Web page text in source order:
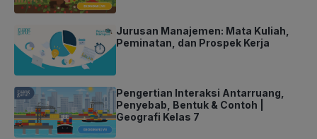
Jurusan Manajemen: Mata Kuliah,
Peminatan, dan Prospek Kerja
Pengertian Interaksi Antarruang,
Penyebab, Bentuk & Contoh |
Geografi Kelas 7